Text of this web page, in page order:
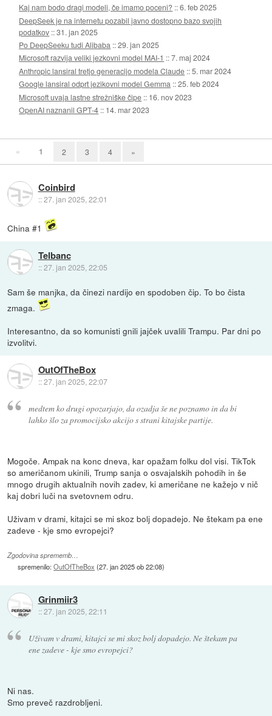
Kaj nam bodo dragi modeli, če imamo poceni? ::6. feb 2025
DeepSeek je na internetu pozabil javno dostopno bazo svojih
podatkov ::31. jan 2025
Po DeepSeeku tudi Alibaba ::29. jan 2025
Microsoft razvija veliki jezkovni model MAI-1 ::7. maj 2024
Anthropic lansiral tretjo generacijo modela Claude ::5. mar 2024
Google lansiral odprt jezikovni model Gemma ::25. feb 2024
Microsoft uvaja lastne strežniške čipe :: 16. nov 2023
OpenAI naznanil GPT-4 :: 14. mar 2023
« 1 2 3 4 »
Coinbird
::27. jan 2025, 22:01
China #1
Telbanc
::27. jan 2025, 22:05
Sam še manjka, da činezi nardijo en spodoben čip. To bo čista
zmaga.
Interesantno, da so komunisti gnili jajček uvalili Trampu. Par dni po
izvolitvi.
OutOfTheBox
::27. jan 2025, 22:07
medtem ko drugi opozarjajo, da ozadja še ne poznamo in da bi
lahko šlo za promocijsko akcijo s strani kitajske partije.
Mogoče. Ampak na konc dneva, kar opažam folku dol visi. TikTok
so američanom ukinili, Trump sanja o osvajalskih pohodih in še
mnogo drugih aktualnih novih zadev, ki američane ne kažejo v nič
kaj dobri luči na svetovnem odru.
Uživam v drami, kitajci se mi skoz bolj dopadejo. Ne štekam pa ene
zadeve - kje smo evropejci?
Zgodovina sprememb…
spremenilo:OutOfTheBox (27. jan 2025 ob 22:08)
Grinmiir3
::27. jan 2025, 22:11
Uživam v drami, kitajci se mi skoz bolj dopadejo. Ne štekam pa
ene zadeve - kje smo evropejci?
Ni nas.
Smo preveč razdrobljeni.